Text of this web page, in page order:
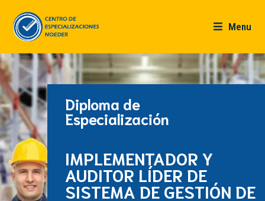
Menu
Diploma de
Especialización
IMPLEMENTADOR Y
AUDITOR LÍDER DE
SISTEMA DE GESTIÓN DE